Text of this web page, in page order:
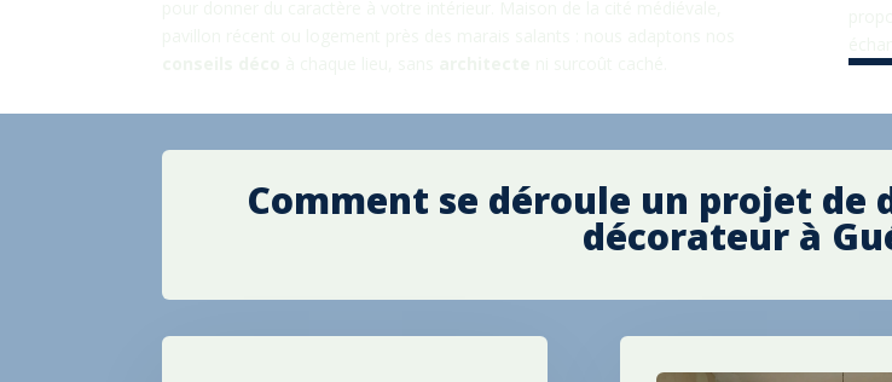
Comment se déroule un projet
décorateur à